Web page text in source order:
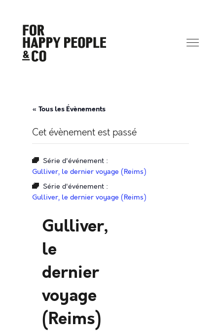
« Tous les Évènements
Cet évènement est passé
Série d'événement :
Gulliver, le dernier voyage (Reims)
Série d'événement :
Gulliver, le dernier voyage (Reims)
Gulliver,
le
dernier
voyage
(Reims)